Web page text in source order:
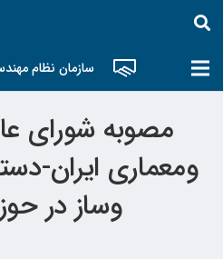
سازمان نظام
مصوبه شورای
ومعماری ایران-
وساز در